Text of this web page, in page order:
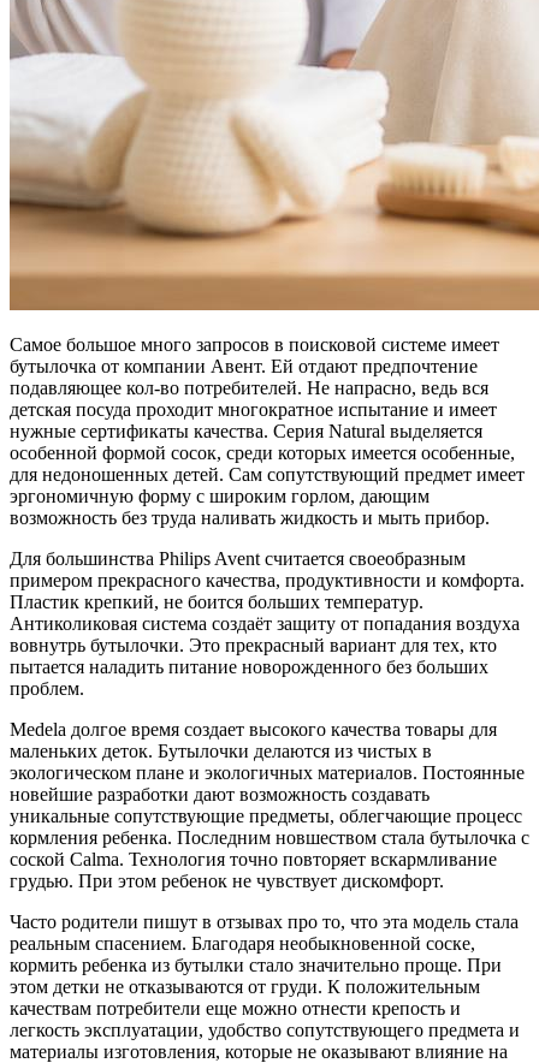
Самое большое много запросов в поисковой системе имеет
бутылочка от компании Авент. Ей отдают предпочтение
подавляющее кол-во потребителей. Не напрасно, ведь вся
детская посуда проходит многократное испытание и имеет
нужные сертификаты качества. Серия Natural выделяется
особенной формой сосок, среди которых имеется особенные,
для недоношенных детей. Сам сопутствующий предмет имеет
эргономичную форму с широким горлом, дающим
возможность без труда наливать жидкость и мыть прибор.
Для большинства Philips Avent считается своеобразным
примером прекрасного качества, продуктивности и комфорта.
Пластик крепкий, не боится больших температур.
Антиколиковая система создаёт защиту от попадания воздуха
вовнутрь бутылочки. Это прекрасный вариант для тех, кто
пытается наладить питание новорожденного без больших
проблем.
Medela долгое время создает высокого качества товары для
маленьких деток. Бутылочки делаются из чистых в
экологическом плане и экологичных материалов. Постоянные
новейшие разработки дают возможность создавать
уникальные сопутствующие предметы, облегчающие процесс
кормления ребенка. Последним новшеством стала бутылочка с
соской Calma. Технология точно повторяет вскармливание
грудью. При этом ребенок не чувствует дискомфорт.
Часто родители пишут в отзывах про то, что эта модель стала
реальным спасением. Благодаря необыкновенной соске,
кормить ребенка из бутылки стало значительно проще. При
этом детки не отказываются от груди. К положительным
качествам потребители еще можно отнести крепость и
легкость эксплуатации, удобство сопутствующего предмета и
материалы изготовления, которые не оказывают влияние на